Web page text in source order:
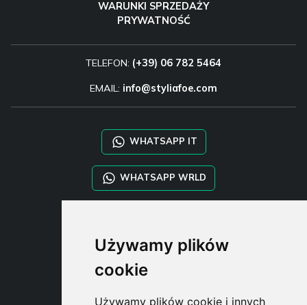
Używamy plików
cookie
Używamy plików cookie i innych
WARUNKI SPRZEDAŻY
PRYWATNOŚĆ
TELEFON: (+39) 06 782 5464
EMAIL: info@styliafoe.com
WHATSAPP IT
WHATSAPP WRLD
SHOP B2B
TAYLOR MADE ORDERS
DROPSHIPPING